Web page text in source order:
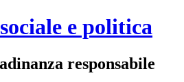
e politica
responsabile